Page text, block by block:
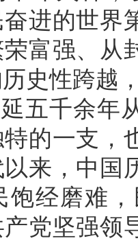
进的世界
富强、从
史性跨越
五千余年
的一支，
来，中国
饱经磨难
党坚强领